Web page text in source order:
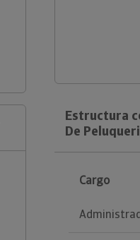
Estructura
De
Cargo